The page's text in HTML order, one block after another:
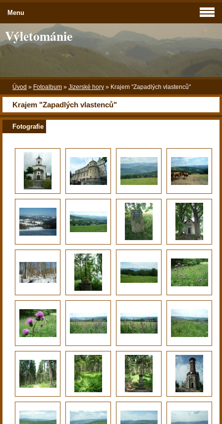
Výletománie
Úvod » Fotoalbum » Jizerské hory » Krajem "Zapadlých vlastenců"
Krajem "Zapadlých vlastenců"
Fotografie
Menu